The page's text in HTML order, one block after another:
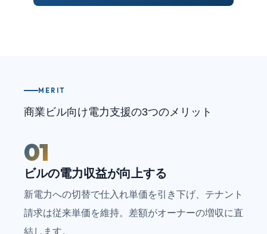
MERIT
商業ビル向け電力支援の3つのメリット
01
ビルの電力収益が向上する
新電力への切替で仕入れ単価を引き下げ、テナント
請求は従来単価を維持。差額がオーナーの増収に直
結します。